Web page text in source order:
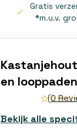
Gratis
*m.u.v.
en looppaden
(0
Bekijk alle